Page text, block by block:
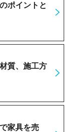
ポイントと
質、施工方
家具を売